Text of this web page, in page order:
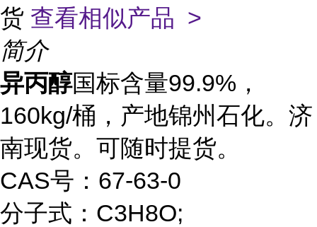
货 查看相似产品 >
简介
异丙醇国标含量99.9% ，
160kg/桶，产地锦州石化。济
南现货。可随时提货。
CAS号： 67-63-0
分子式： C3H8O;